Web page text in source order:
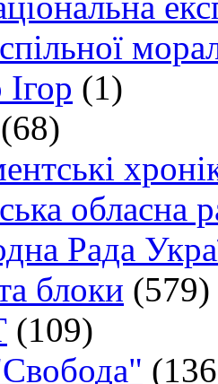
(1)
(68)
обласна
Рада
блоки (579)
(109)